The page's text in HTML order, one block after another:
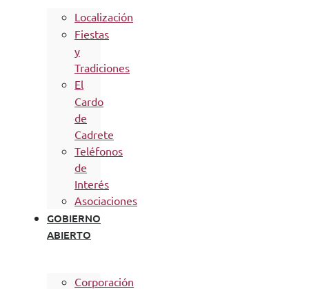
Localización
Fiestas
y
Tradiciones
El
Cardo
de
Cadrete
Teléfonos
de
Interés
Asociaciones
GOBIERNO
ABIERTO
Corporación